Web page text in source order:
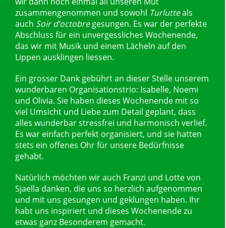
zusammengenommen und sowohl Turlutteals
auch Soir d’octobregesungen. Es war der perfekte
Abschluss für ein unvergessliches Wochenende,
das wir mit Musik und einem Lächeln auf den
Lippen ausklingen liessen.
Ein grosser Dank gebührt an dieser Stelle unserem
wunderbaren Organisationstrio: Isabelle, Noemi
und Olivia. Sie haben dieses Wochenende mit so
viel Umsicht und Liebe zum Detail geplant, dass
alles wunderbar stressfrei und harmonisch verlief.
Es war einfach perfekt organisiert, und sie hatten
stets ein offenes Ohr für unsere Bedürfnisse
gehabt.
Natürlich möchten wir auch Franzi und Lotte von
Sjaella danken, die uns so herzlich aufgenommen
und mit uns gesungen und geklungen haben. Ihr
habt uns inspiriert und dieses Wochenende zu
etwas ganz Besonderem gemacht.